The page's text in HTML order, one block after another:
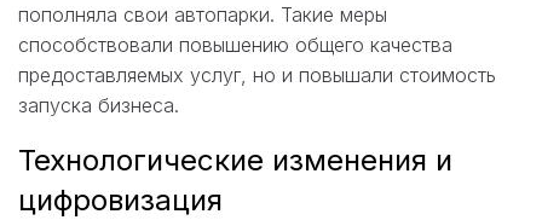
пополняла свои автопарки. Такие меры
способствовали повышению общего качества
предоставляемых услуг, но и повышали стоимость
запуска бизнеса.
Технологические изменения и
цифровизация